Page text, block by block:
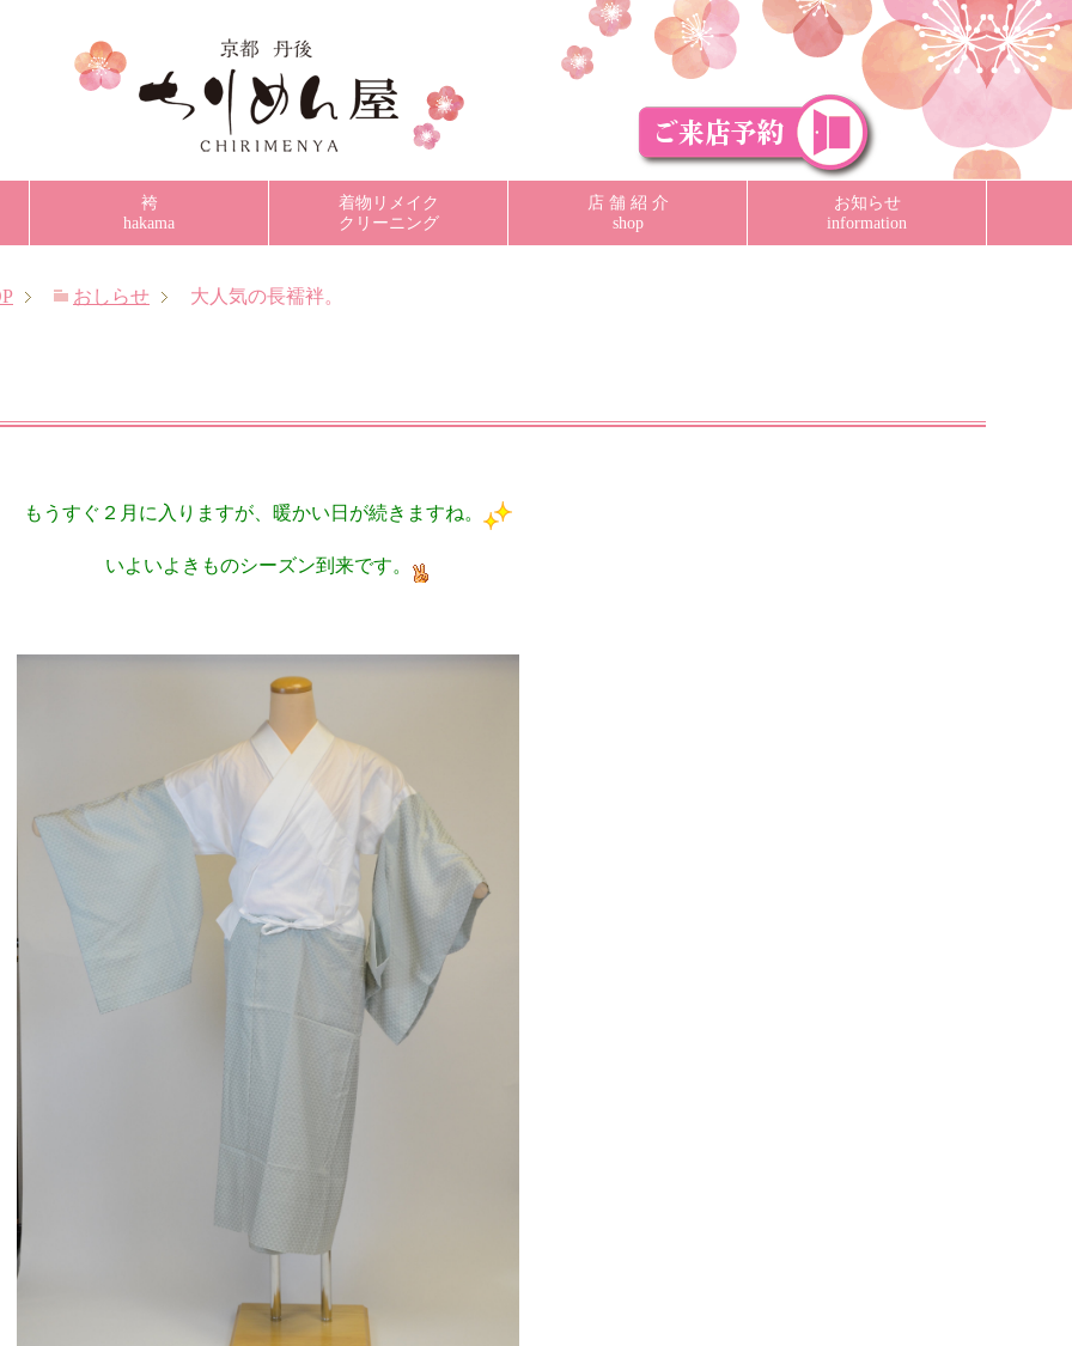
袴
hakama
着物リメイク
クリーニング
店 舗 紹 介
shop
お知らせ
information
おしらせ 大人気の長襦袢。
もうすぐ２月に入りますが、暖かい日が続きますね。
いよいよきものシーズン到来です。